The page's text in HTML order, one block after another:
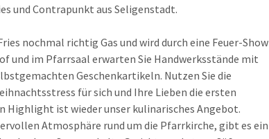
und Contrapunkt aus Seligenstadt.
nochmal richtig Gas und wird durch eine Feuer-Show
und im Pfarrsaal erwarten Sie Handwerksstände mit
Geschenkartikeln. Nutzen Sie die
für sich und Ihre Lieben die ersten
Highlight ist wieder unser kulinarisches Angebot.
Atmosphäre rund um die Pfarrkirche, gibt es ein